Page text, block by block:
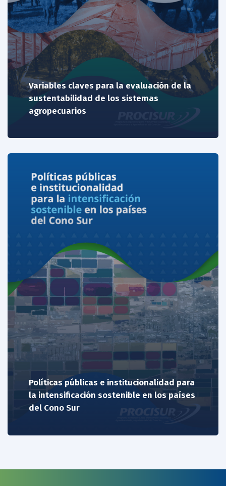
Variables claves para la evaluación de la
sustentabilidad de los sistemas
agropecuarios
Políticas públicas e institucionalidad para
la intensificación sostenible en los países
del Cono Sur